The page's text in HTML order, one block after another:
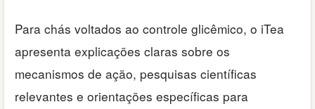
Para chás voltados ao controle glicêmico, o iTea
apresenta explicações claras sobre os
mecanismos de ação, pesquisas científicas
relevantes e orientações específicas para